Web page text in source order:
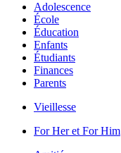
Adolescence
École
Éducation
Enfants
Étudiants
Finances
Parents
Vieillesse
For Her et For Him